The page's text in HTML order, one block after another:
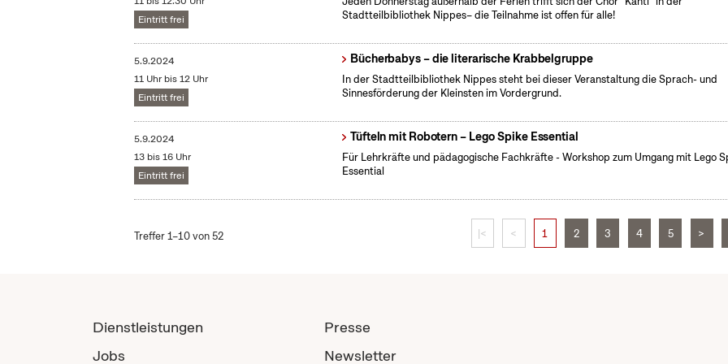
Eintritt frei
Stadtteilbibliothek Nippes– die Teilnahme ist offen für alle!
5.9.2024
11 Uhr bis 12 Uhr
Eintritt frei
Bücherbabys – die literarische Krabbelgruppe
In der Stadtteilbibliothek Nippes steht bei dieser Veranstaltung die Sprach- und
Sinnesförderung der Kleinsten im Vordergrund.
5.9.2024
13 bis 16 Uhr
Eintritt frei
Tüfteln mit Robotern – Lego Spike Essential
Für Lehrkräfte und pädagogische Fachkräfte - Workshop zum Umgang mit Lego
Essential
Treffer 1–10 von 52 |< < 1 2 3 4 5 >
Dienstleistungen
Jobs
Presse
Newsletter